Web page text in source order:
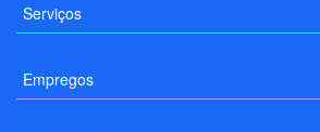
Serviços
Empregos